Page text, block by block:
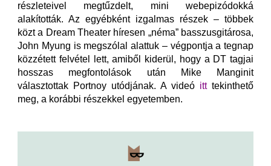
részleteivel megtűzdelt, mini webepizódokká
alakították. Az egyébként izgalmas részek – többek
közt a Dream Theater híresen „néma” basszusgitárosa,
John Myung is megszólal alattuk – végpontja a tegnap
közzétett felvétel lett, amiből kiderül, hogy a DT tagjai
hosszas megfontolások után Mike Manginit
választottak Portnoy utódjának. A videó itttekinthető
meg, a korábbi részekkel egyetemben.